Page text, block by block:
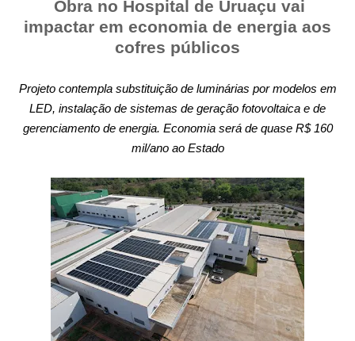
Obra no Hospital de Uruaçu vai
impactar em economia de energia aos
cofres públicos
Projeto contempla substituição de luminárias por modelos em
LED, instalação de sistemas de geração fotovoltaica e de
gerenciamento de energia. Economia será de quase R$ 160
mil/ano ao Estado